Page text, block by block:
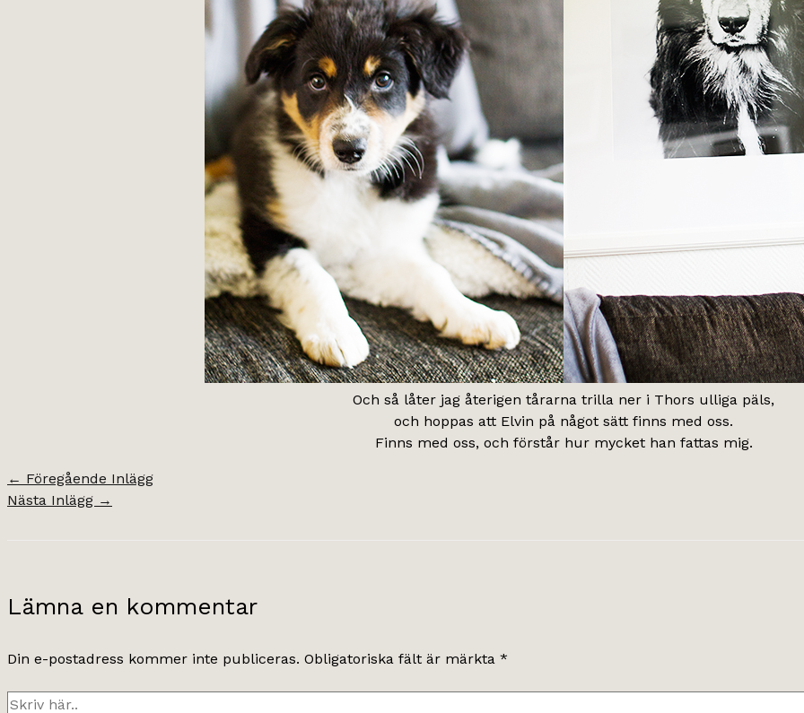
Och så låter jag återigen tårarna trilla ner i Thors ulliga päls,
och hoppas att Elvin på något sätt finns med oss.
Finns med oss, och förstår hur mycket han fattas mig.
← Föregående Inlägg
Nästa Inlägg →
Lämna en kommentar
Din e-postadress kommer inte publiceras. Obligatoriska fält är märkta *
Skriv